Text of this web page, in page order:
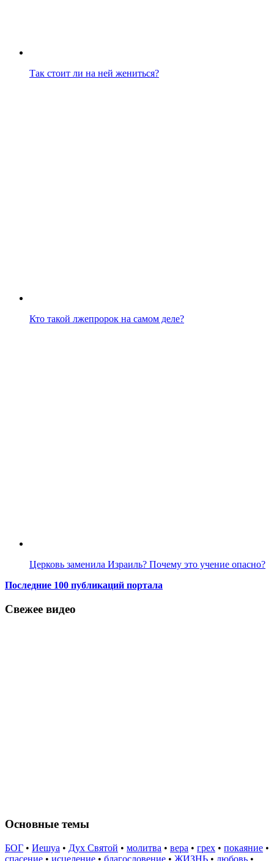
Так стоит ли на ней жениться?
Кто такой лжепророк на самом деле?
Церковь заменила Израиль? Почему это учение опасно?
Последние 100 публикаций портала
Свежее видео
Основные темы
БОГ • Иешуа • Дух Святой • молитва • вера • грех • покаяние •